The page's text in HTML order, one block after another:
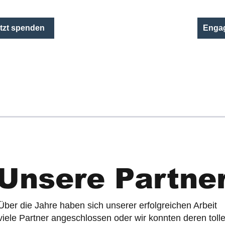
spenden
die Jahre haben sich unserer erfolgreichen Arbeit
Partner angeschlossen oder wir konnten deren tolle